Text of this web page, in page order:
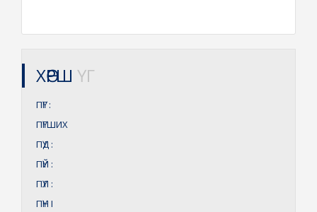
ХӨРШ ҮГ
ПҮГ:
ПҮГШИХ
ПҮД :
ПҮЙ :
ПҮЛ :
ПҮН I